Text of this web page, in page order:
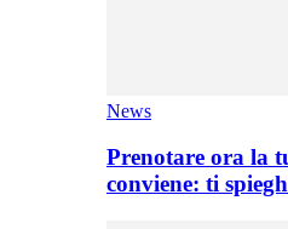
News
Prenotare ora la
conviene: ti